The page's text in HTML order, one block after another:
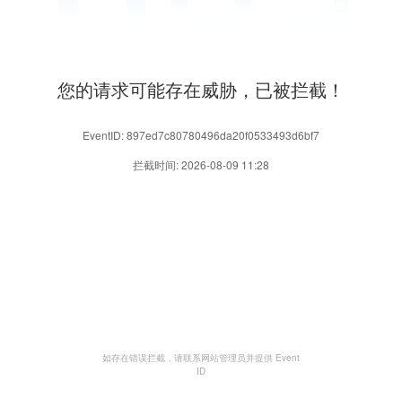
您的请求可能存在威胁，已被拦截！
EventID: 897ed7c80780496da20f0533493d6bf7
拦截时间: 2026-08-09 11:28
如存在错误拦截，请联系网站管理员并提供 Event
ID